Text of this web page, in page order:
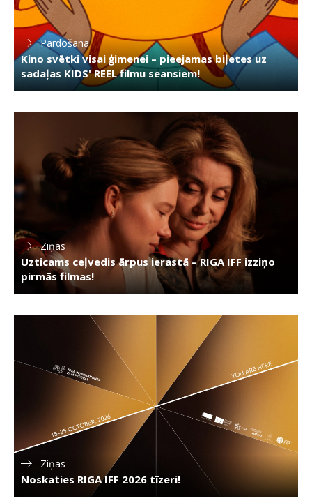
Pārdošanā
Kino svētki visai ģimenei – pieejamas biļetes uz
sadaļas KIDS' REEL filmu seansiem!
Ziņas
Uzticams ceļvedis ārpus ierastā – RIGA IFF izziņo
pirmās filmas!
Ziņas
Noskaties RIGA IFF 2026 tīzeri!